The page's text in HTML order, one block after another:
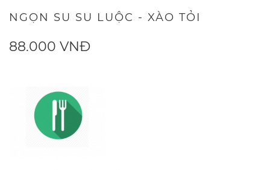
NGỌN SU SU LUỘC - XÀO TỎI
88.000 VNĐ